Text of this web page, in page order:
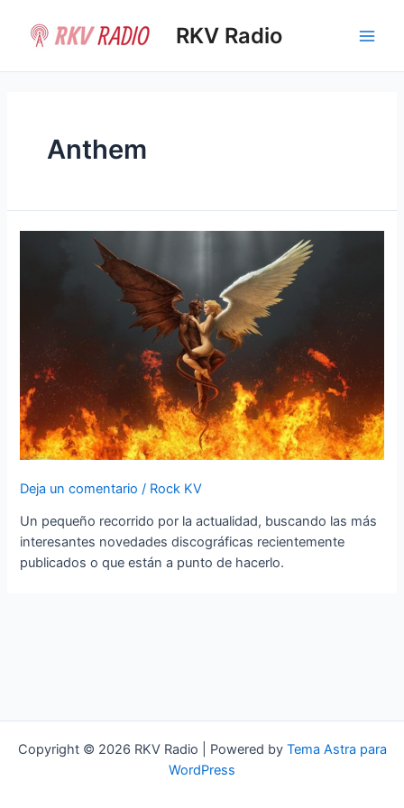
contenido
RKV Radio
Anthem
Deja un comentario / Rock KV
Un pequeño recorrido por la actualidad, buscando las más
interesantes novedades discográficas recientemente
publicados o que están a punto de hacerlo.
Copyright © 2026 RKV Radio | Powered by Tema Astra para
WordPress